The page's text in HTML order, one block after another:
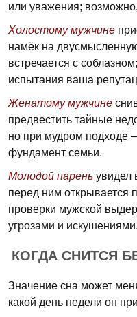
или уважения;
Холостому мужчине
намёк на
встречается с
испытания ваша
Женатому мужчине
предвестить тайные
но при мудром подходе
фундамент семьи.
Молодой парень увидел
перед ним открывается
проверки мужской
угрозами и искушениями.
КОГДА СНИТСЯ
Значение сна может
какой день недели он